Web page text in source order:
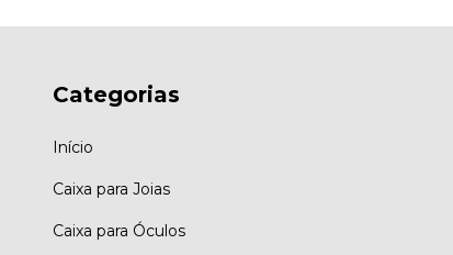
Categorias
Início
Caixa para Joias
Caixa para Óculos